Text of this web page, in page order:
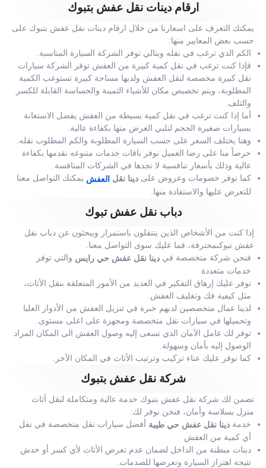
ارقام دينات نقل عفش بتبوك
يمكنك التعرف على اسعارنا من خلال ارقام دينات نقل عفش بتبوك على
حسب بعض المعايير منها:
الكم الذي ترغب في نقله وبتالي توفر الشركة السيارة المناسبة.
فإذا كنت ترغب في نقل كمية كبيرة من العفش توفر الشركة سيارات
نقل كبيرة مخصصة لنقل العفش ولديها مساحة كبيرة تستوعب الكمية
المطلوبة، ويتم تخصيص مكان للأشياء الثمينة والحساسة القابلة للكسر
والتلف.
أما إذا كنت ترغب في نقل كمية بسيطة من العفش يفضل الاستعانة
بسيارات صغيرة الحجم لتلبي الغرض منها بكفاءة عالية.
وهنا يختلف السعر على حسب السيارة المطلوبة والكم المطلوب نقله.
حرصاً منا على رضا العميل نوفر باقات خدمات متنوعه نقدمها بكفاءة
عالية وذلك بأسعار تنافسية لا تجدها في الشركات المنافسة.
كما نوفر خصومات وعروض على دينا نقل العفش يمكنك التواصل معنا
للتعرض عليها والاستفادة منها.
دباب نقل عفش تبوك
إذا كنت من الأشخاص الذين يتنقلون باستمرار ويبحثون عن دباب نقل
عفش تبوكىمحترفة، فما عليك سوى التواصل معنا.
فنحن شركة متخصصة في دينا نقل عفش حي رايس والتي توفر
خدمات متعددة
نوفر عليك إرهاق التفكير في العديد من الأمور المتعلقة بنقل الأثاث،
مثل كيفية فك وتغليف العفش.
لدينا عمال متخصصين لديهم خبرة في تنزيل العفش من الأدوار العليا
وتحميلها في سيارات نقل متخصصة ومجهزة على اعلى مستوى.
توفر لك عامل الآمان الذي تسعى إليه وصول العفش الى المكان المراد
الوصول إليه بأمان وسهولة.
كما نوفر عليك عناء تركيب وترتيب الأثاث في المكان الأخر.
شركة نقل عفش بتبوك
تضمن لك شركة نقل عفش بتبوك خدمة عالية ومتكاملة لنقل أثاث
منزل بسلاسة وأمان، فنحن نوفر لك:
خدمة دينا نقل عفش حي طيبة
أفضل سيارات نقل متخصصة في نقل
أي كمية من العفش
دينات مبطنة من الداخل لضمان عدم تعرض الأثاث لأي كسر أو خدش
نتيجة اهتزاز السيارة وتعرضها للصدمات.